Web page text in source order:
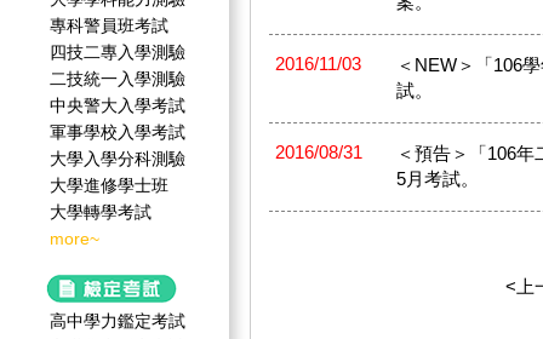
專科警員班考試
四技二專入學測驗
二技統一入學測驗
中央警大入學考試
軍事學校入學考試
大學入學分科測驗
大學進修學士班
大學轉學考試
more~
高中學力鑑定考試
2016/11/03
＜NEW＞「106
試。
2016/08/31
＜預告＞「106
5月考試。
<上